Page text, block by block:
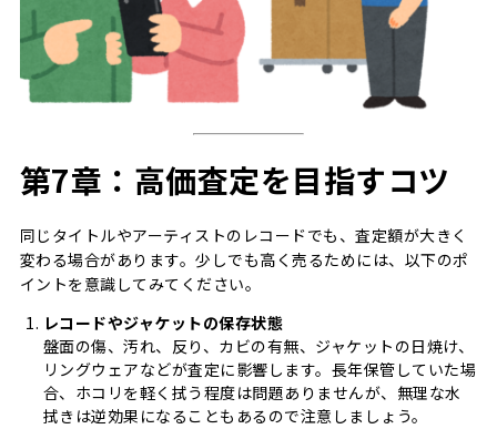
第7章：高価査定を目指すコツ
同じタイトルやアーティストのレコードでも、査定額が大きく
変わる場合があります。少しでも高く売るためには、以下のポ
イントを意識してみてください。
レコードやジャケットの保存状態
盤面の傷、汚れ、反り、カビの有無、ジャケットの日焼け、
リングウェアなどが査定に影響します。長年保管していた場
合、ホコリを軽く拭う程度は問題ありませんが、無理な水
拭きは逆効果になることもあるので注意しましょう。